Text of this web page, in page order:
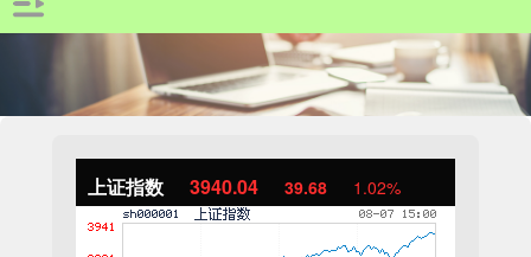
上证指数 3940.04 39.68 1.02%